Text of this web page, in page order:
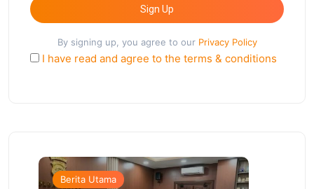
Sign Up
By signing up, you agree to our Privacy Policy
I have read and agree to the terms & conditions
Berita Utama